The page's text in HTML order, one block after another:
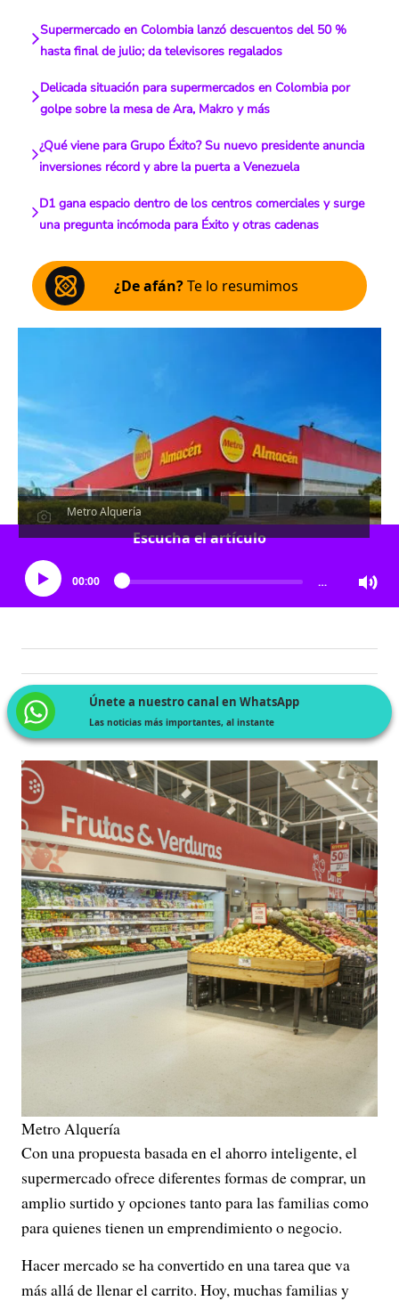
Supermercado en Colombia lanzó descuentos del 50 %
hasta final de julio; da televisores regalados
Delicada situación para supermercados en Colombia por
golpe sobre la mesa de Ara, Makro y más
¿Qué viene para Grupo Éxito? Su nuevo presidente anuncia
inversiones récord y abre la puerta a Venezuela
D1 gana espacio dentro de los centros comerciales y surge
una pregunta incómoda para Éxito y otras cadenas
¿De afán?Te lo resumimos
Metro Alquería
Escucha el artículo
00:00 …
Únete a nuestro canal en WhatsApp
Las noticias más importantes, al instante
Metro Alquería
Con una propuesta basada en el ahorro inteligente, el
supermercado ofrece diferentes formas de comprar, un
amplio surtido y opciones tanto para las familias como
para quienes tienen un emprendimiento o negocio.
Hacer mercado se ha convertido en una tarea que va
más allá de llenar el carrito. Hoy, muchas familias y